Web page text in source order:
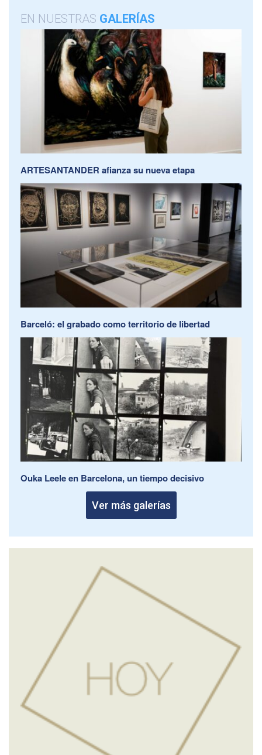
EN NUESTRAS GALERÍAS
ARTESANTANDER afianza su nueva etapa
Barceló: el grabado como territorio de libertad
Ouka Leele en Barcelona, un tiempo decisivo
Ver más galerías